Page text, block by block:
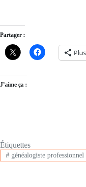
Partager :
Plus
J’aime ça :
Étiquettes
#généalogiste professionnel